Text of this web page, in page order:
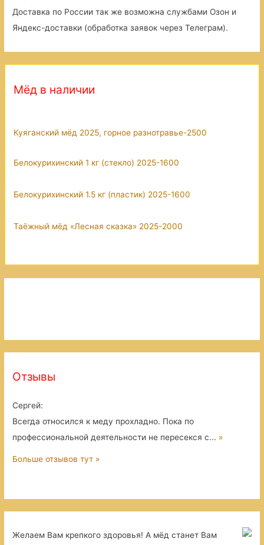
Доставка по России так же возможна службами Озон и
Яндекс-доставки (обработка заявок через Телеграм).
Мёд в наличии
Куяганский мёд 2025, горное разнотравье-2500
Белокурихинский 1 кг (стекло) 2025-1600
Белокурихинский 1.5 кг (пластик) 2025-1600
Таёжный мёд «Лесная сказка» 2025-2000
Отзывы
Сергей:
Всегда относился к меду прохладно. Пока по
профессиональной деятельности не пересекся с... »
Больше отзывов тут »
Желаем Вам крепкого здоровья! А мёд станет Вам